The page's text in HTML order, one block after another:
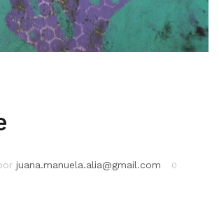
juana.manuela.alia@gmail.com
0